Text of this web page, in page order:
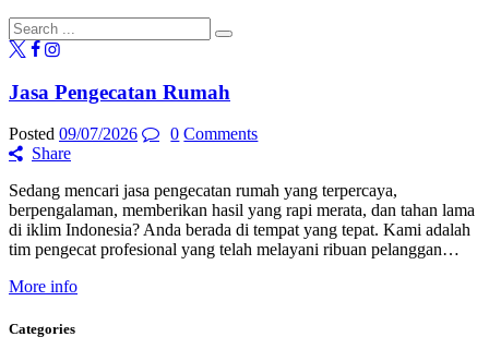
Jasa Pengecatan Rumah
Posted 09/07/2026 0 Comments
Share
Sedang mencari jasa pengecatan rumah yang terpercaya,
berpengalaman, memberikan hasil yang rapi merata, dan tahan lama
di iklim Indonesia? Anda berada di tempat yang tepat. Kami adalah
tim pengecat profesional yang telah melayani ribuan pelanggan…
More info
Categories